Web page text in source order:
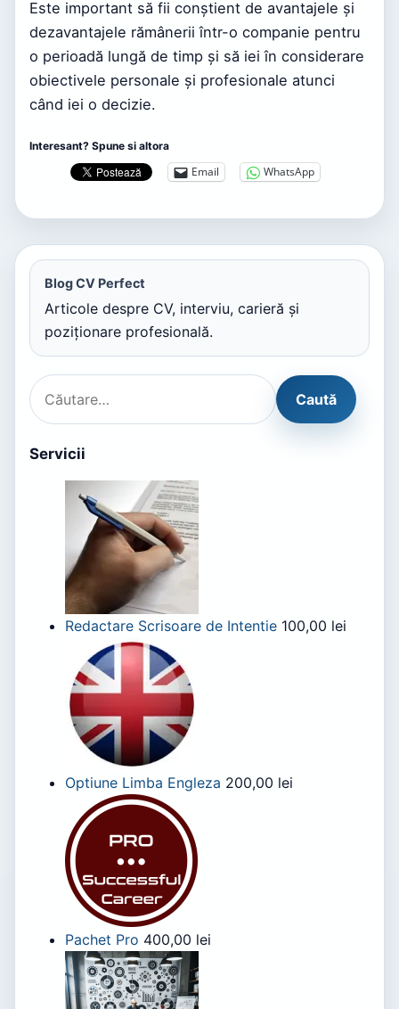
Este important să fii conștient de avantajele și
dezavantajele rămânerii într-o companie pentru
o perioadă lungă de timp și să iei în considerare
obiectivele personale și profesionale atunci
când iei o decizie.
Interesant? Spune si altora
Email WhatsApp
Blog CV Perfect
Articole despre CV, interviu, carieră și
poziționare profesională.
Servicii
Redactare Scrisoare de Intentie 100,00 lei
Optiune Limba Engleza 200,00 lei
Pachet Pro 400,00 lei